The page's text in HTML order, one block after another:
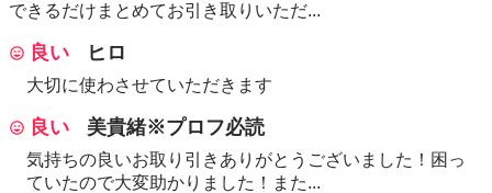
できるだけまとめてお引き取りいただ...
良い ヒロ
大切に使わさせていただきます
良い 美貴緒※プロフ必読
気持ちの良いお取り引きありがとうございました！困っ
ていたので大変助かりました！また...